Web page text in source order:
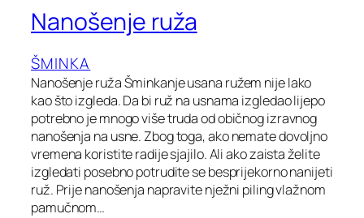
Nanošenje ruža
ŠMINKA
Nanošenje ruža Šminkanje usana ružem nije lako
kao što izgleda. Da bi ruž na usnama izgledao lijepo
potrebno je mnogo više truda od običnog izravnog
nanošenja na usne. Zbog toga, ako nemate dovoljno
vremena koristite radije sjajilo. Ali ako zaista želite
izgledati posebno potrudite se besprijekorno nanijeti
ruž. Prije nanošenja napravite nježni piling vlažnom
pamučnom…